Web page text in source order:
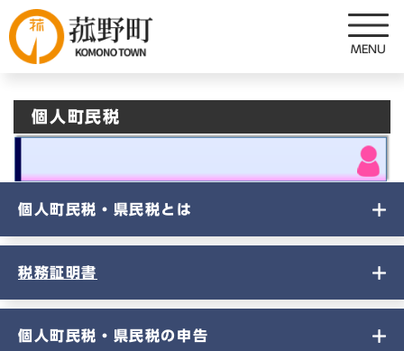
ー
ジ
先
。
個人町民税
個人町民税・県民税とは
税務証明書
個人町民税・県民税の申告